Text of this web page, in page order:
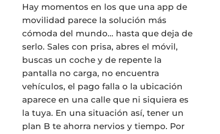
Hay momentos en los que una app de
movilidad parece la solución más
cómoda del mundo… hasta que deja de
serlo. Sales con prisa, abres el móvil,
buscas un coche y de repente la
pantalla no carga, no encuentra
vehículos, el pago falla o la ubicación
aparece en una calle que ni siquiera es
la tuya. En una situación así, tener un
plan B te ahorra nervios y tiempo. Por